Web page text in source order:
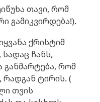
თავი, რომ
გამიკვირდება!).
ქრისტიმ
ჩანს,
რომ
რადგან ტირის. (
თვის